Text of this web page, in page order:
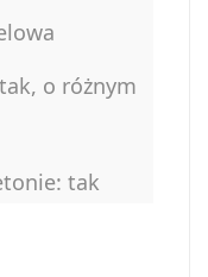
o różnym
tak